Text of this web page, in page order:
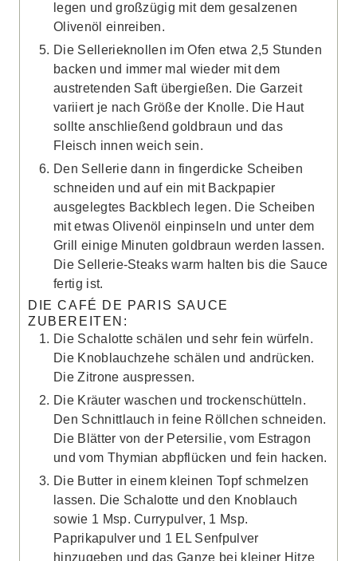
legen und großzügig mit dem gesalzenen
Olivenöl einreiben.
Die Sellerieknollen im Ofen etwa 2,5 Stunden
backen und immer mal wieder mit dem
austretenden Saft übergießen. Die Garzeit
variiert je nach Größe der Knolle. Die Haut
sollte anschließend goldbraun und das
Fleisch innen weich sein.
Den Sellerie dann in fingerdicke Scheiben
schneiden und auf ein mit Backpapier
ausgelegtes Backblech legen. Die Scheiben
mit etwas Olivenöl einpinseln und unter dem
Grill einige Minuten goldbraun werden lassen.
Die Sellerie-Steaks warm halten bis die Sauce
fertig ist.
DIE CAFÉ DE PARIS SAUCE
ZUBEREITEN:
Die Schalotte schälen und sehr fein würfeln.
Die Knoblauchzehe schälen und andrücken.
Die Zitrone auspressen.
Die Kräuter waschen und trockenschütteln.
Den Schnittlauch in feine Röllchen schneiden.
Die Blätter von der Petersilie, vom Estragon
und vom Thymian abpflücken und fein hacken.
Die Butter in einem kleinen Topf schmelzen
lassen. Die Schalotte und den Knoblauch
sowie 1 Msp. Currypulver, 1 Msp.
Paprikapulver und 1 EL Senfpulver
hinzugeben und das Ganze bei kleiner Hitze